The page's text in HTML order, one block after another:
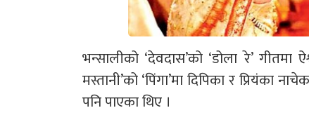
भन्सालीको ‘देवदास’को ‘डोला रे’ गीतमा
मस्तानी’को ‘पिंगा’मा दिपिका र प्रियंका
पनि पाएका थिए ।